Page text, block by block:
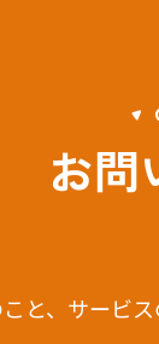
お問
と、サービス